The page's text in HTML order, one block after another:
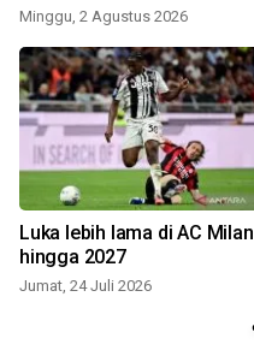
Minggu, 2 Agustus 2026
Luka lebih lama di AC Milan
hingga 2027
Jumat, 24 Juli 2026